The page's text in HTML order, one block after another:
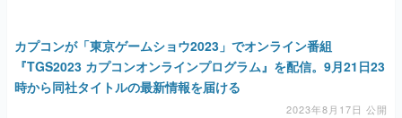
カプコンが「東京ゲームショウ2023」でオンライン番組
『TGS2023 カプコンオンラインプログラム』を配信。9月21日23
時から同社タイトルの最新情報を届ける
2023年8月17日 公開